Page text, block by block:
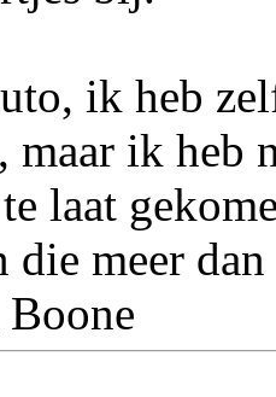
ik heb
maar ik heb
laat
die meer